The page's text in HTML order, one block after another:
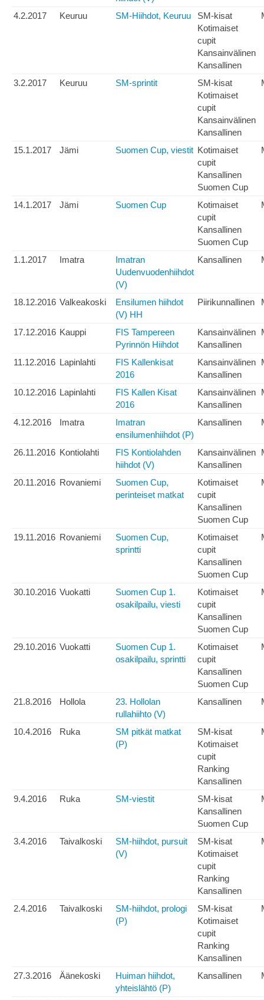
4.2.2017
Keuruu SM-Hiihdot, Keuruu
SM-kisat
Kotimaiset
cupit
Kansainvälinen
Kansallinen
3.2.2017 Keuruu SM-sprintit
SM-kisat
Kotimaiset
cupit
Kansainvälinen
Kansallinen
15.1.2017 Jämi Suomen Cup, viestit Kotimaiset
cupit
Kansallinen
Suomen Cup
14.1.2017 Jämi Suomen Cup
Kotimaiset
cupit
Kansallinen
Suomen Cup
1.1.2017 Imatra
Imatran
Uudenvuodenhiihdot
(V)
Kansallinen
18.12.2016 Valkeakoski
Ensilumen hiihdot
(V) HH
Piirikunnallinen
17.12.2016 Kauppi
FIS Tampereen
Pyrinnön Hiihdot
Kansainvälinen
Kansallinen
11.12.2016 Lapinlahti
FIS Kallenkisat
2016
Kansainvälinen
Kansallinen
10.12.2016 Lapinlahti
FIS Kallen Kisat
2016
Kansainvälinen
Kansallinen
4.12.2016 Imatra
Imatran
ensilumenhiihdot (P)
Kansallinen
26.11.2016 Kontiolahti
FIS Kontiolahden
hiihdot (V)
Kansainvälinen
Kansallinen
20.11.2016 Rovaniemi
Suomen Cup,
perinteiset matkat
Kotimaiset
cupit
Kansallinen
Suomen Cup
19.11.2016 Rovaniemi
Suomen Cup,
sprintti
Kotimaiset
cupit
Kansallinen
Suomen Cup
30.10.2016 Vuokatti
Suomen Cup 1.
osakilpailu, viesti
Kotimaiset
cupit
Kansallinen
Suomen Cup
29.10.2016 Vuokatti
Suomen Cup 1.
osakilpailu, sprintti
Kotimaiset
cupit
Kansallinen
Suomen Cup
21.8.2016 Hollola
23. Hollolan
rullahiihto (V)
Kansallinen
10.4.2016 Ruka
SM pitkät matkat
(P)
SM-kisat
Kotimaiset
cupit
Ranking
Kansallinen
9.4.2016 Ruka SM-viestit
SM-kisat
Kansallinen
Suomen Cup
3.4.2016 Taivalkoski
SM-hiihdot, pursuit
(V)
SM-kisat
Kotimaiset
cupit
Ranking
Kansallinen
2.4.2016 Taivalkoski
SM-hiihdot, prologi
(P)
SM-kisat
Kotimaiset
cupit
Ranking
Kansallinen
27.3.2016 Äänekoski
Huiman hiihdot,
yhteislähtö (P)
Kansallinen